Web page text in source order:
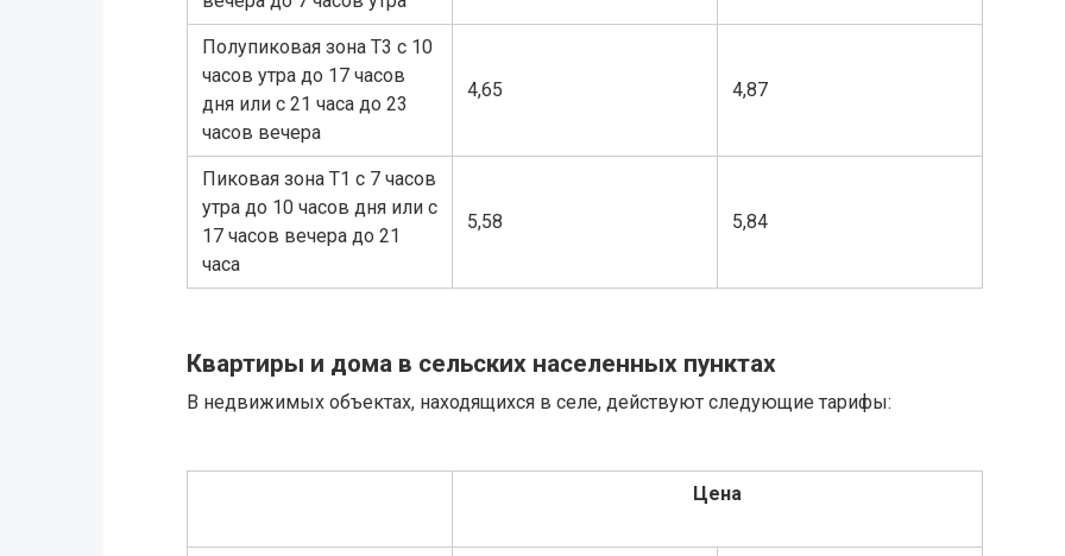
Полупиковая зона Т3 с 10
часов утра до 17 часов
дня или с 21 часа до 23
часов вечера
4,65 4,87
Пиковая зона Т1 с 7 часов
утра до 10 часов дня или с
17 часов вечера до 21
часа
5,58 5,84
Квартиры и дома в сельских населенных пунктах
В недвижимых объектах, находящихся в селе, действуют следующие тарифы:
Цена